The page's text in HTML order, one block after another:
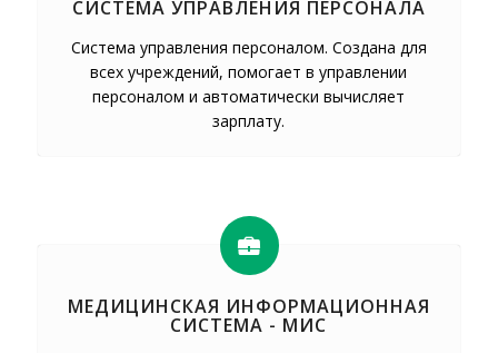
СИСТЕМА УПРАВЛЕНИЯ ПЕРСОНАЛА
Система управления персоналом. Создана для
всех учреждений, помогает в управлении
персоналом и автоматически вычисляет
зарплату.
МЕДИЦИНСКАЯ ИНФОРМАЦИОННАЯ
СИСТЕМА - МИС